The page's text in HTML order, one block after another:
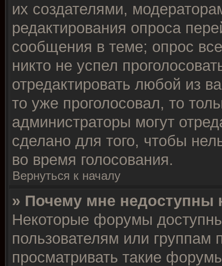
их создателями,
редактирования опроса
сообщения в теме; опрос
никто не успел
отредактировать любой из
то уже проголосовал, то
администраторы могут
сделано для того, чтобы
во время голосования.
Вернуться к началу
» Почему мне
Некоторые форумы
пользователям или группам
просматривать такие